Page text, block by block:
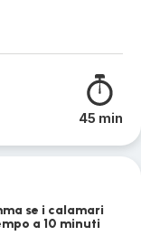
45 min
se i calamari
a 10 minuti